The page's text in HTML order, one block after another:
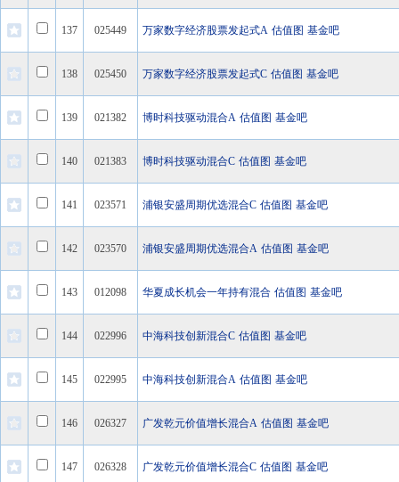
137 025449 万家数字经济股票发起式A 估值图 基金吧
138 025450 万家数字经济股票发起式C 估值图 基金吧
139 021382 博时科技驱动混合A 估值图 基金吧
140 021383 博时科技驱动混合C 估值图 基金吧
141 023571 浦银安盛周期优选混合C 估值图 基金吧
142 023570 浦银安盛周期优选混合A 估值图 基金吧
143 012098 华夏成长机会一年持有混合 估值图 基金吧
144 022996 中海科技创新混合C 估值图 基金吧
145 022995 中海科技创新混合A 估值图 基金吧
146 026327 广发乾元价值增长混合A 估值图 基金吧
147 026328 广发乾元价值增长混合C 估值图 基金吧